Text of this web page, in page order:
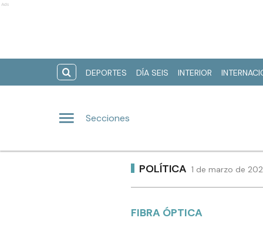
Ads
DEPORTES DÍA SEIS INTERIOR
Secciones
POLÍTICA 1 de marzo de
FIBRA ÓPTICA